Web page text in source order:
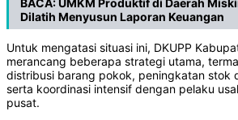
BACA:UMKM Produktif di Daerah
Dilatih Menyusun Laporan Keuangan
Untuk mengatasi situasi ini, DKUPP
merancang beberapa strategi utama,
distribusi barang pokok, peningkatan stok
serta koordinasi intensif dengan pelaku
pusat.